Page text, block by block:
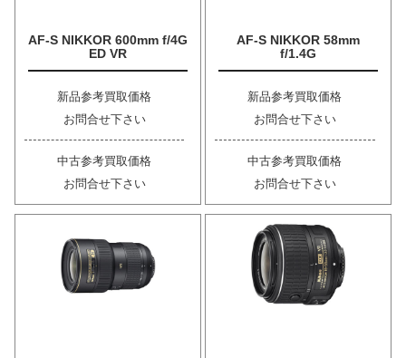
AF-S NIKKOR 600mm f/4G
ED VR
新品参考買取価格
お問合せ下さい
中古参考買取価格
お問合せ下さい
AF-S NIKKOR 58mm
f/1.4G
新品参考買取価格
お問合せ下さい
中古参考買取価格
お問合せ下さい